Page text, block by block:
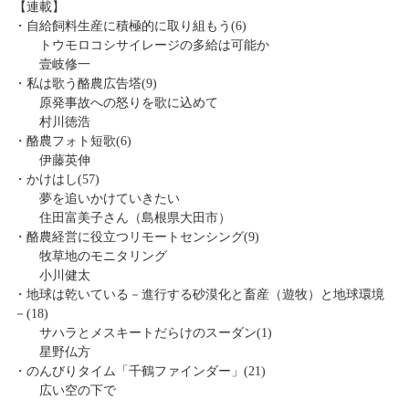
【連載】
・自給飼料生産に積極的に取り組もう(6)
トウモロコシサイレージの多給は可能か
壹岐修一
・私は歌う酪農広告塔(9)
原発事故への怒りを歌に込めて
村川徳浩
・酪農フォト短歌(6)
伊藤英伸
・かけはし(57)
夢を追いかけていきたい
住田富美子さん（島根県大田市）
・酪農経営に役立つリモートセンシング(9)
牧草地のモニタリング
小川健太
・地球は乾いている－進行する砂漠化と畜産（遊牧）と地球環境
－(18)
サハラとメスキートだらけのスーダン(1)
星野仏方
・のんびりタイム「千鶴ファインダー」(21)
広い空の下で